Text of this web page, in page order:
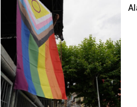
Webgune honek cookie
fitxategiak erabiltzen ditu.
zerbitzuak hobetzeko
baliatzen gara. Ohar hau
erabiltzeko baimen esplizitua
irakurri